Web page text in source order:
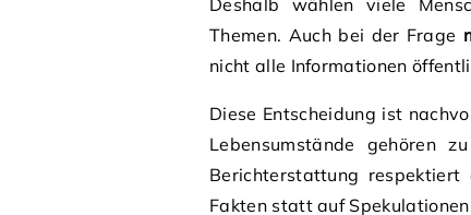
Deshalb wählen viele
Themen. Auch bei der Frage
nicht alle Informationen
Diese Entscheidung ist
Lebensumstände gehören
Berichterstattung
Fakten statt auf